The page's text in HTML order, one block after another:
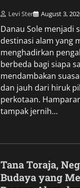
Levi Ster August 3,
Danau Sole menjadi
destinasi alam yang
menghadirkan
berbeda bagi siapa
mendambakan
dan jauh dari hiruk
perkotaan.
tampak jernih…
Tana Toraja,
Budaya yang